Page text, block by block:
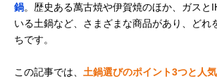
鍋。歴史ある萬古焼や伊賀焼のほか、ガスと
いる土鍋など、さまざまな商品があり、どれ
ちです。
この記事では、 土鍋選びのポイント3つと人